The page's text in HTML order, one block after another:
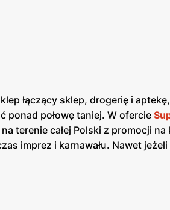
łączący sklep, drogerię i
ponad połowę taniej. W ofercie
terenie całej Polski z promocji
imprez i karnawału. Nawet